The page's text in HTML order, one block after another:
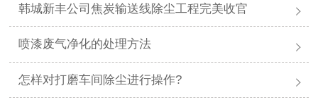
韩城新丰公司焦炭输送线除尘工程完美收官
喷漆废气净化的处理方法
怎样对打磨车间除尘进行操作?